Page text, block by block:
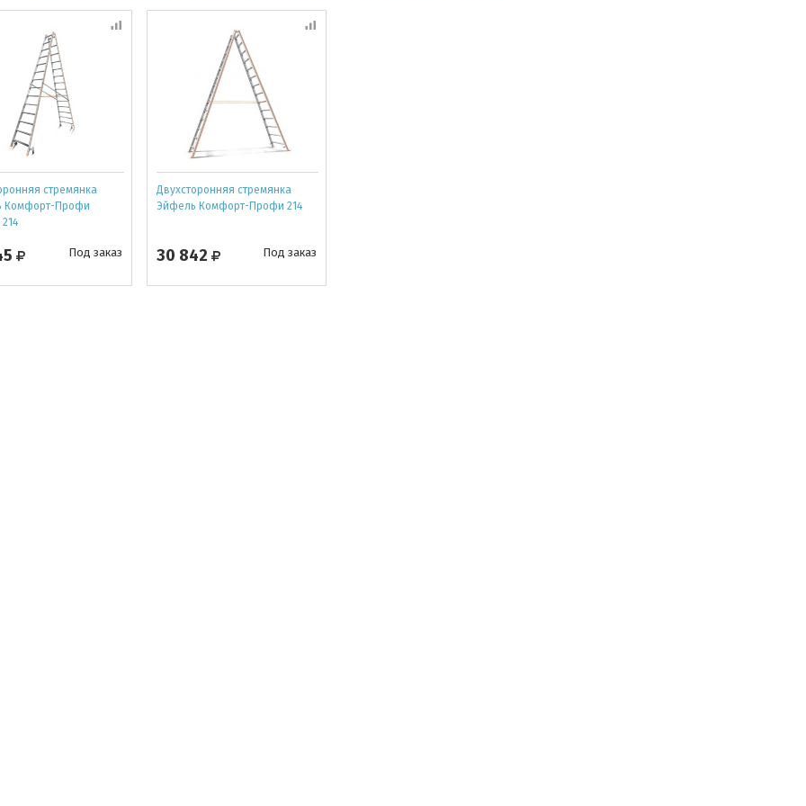
стремянка
Комфорт-Профи
Под заказ
Двухсторонняя стремянка
Эйфель Комфорт-Профи 214
30 842 Под заказ